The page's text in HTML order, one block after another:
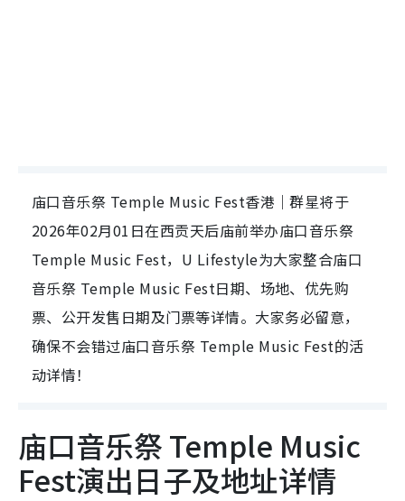
庙口音乐祭 Temple Music Fest香港｜群星将于
2026年02月01日在西贡天后庙前举办庙口音乐祭
Temple Music Fest，U Lifestyle为大家整合庙口
音乐祭 Temple Music Fest日期、场地、优先购
票、公开发售日期及门票等详情。大家务必留意，
确保不会错过庙口音乐祭 Temple Music Fest的活
动详情！
庙口音乐祭 Temple Music
Fest演出日子及地址详情